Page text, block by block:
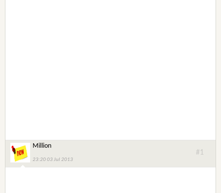
Million
23:20 03 Jul 2013
#1